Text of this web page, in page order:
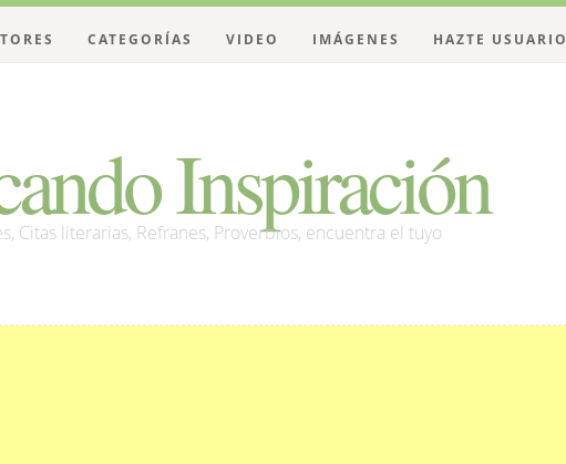
Inspiración
Citas literarias, Refranes, Proverbios, encuentra el tuyo
CATEGORÍAS VIDEO IMÁGENES HAZTE USUARIO